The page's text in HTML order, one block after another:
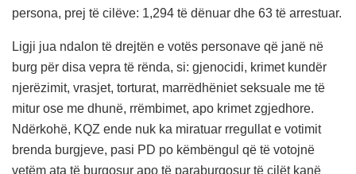
persona, prej të cilëve: 1,294 të dënuar dhe 63 të arrestuar.
Ligji jua ndalon të drejtën e votës personave që janë në
burg për disa vepra të rënda, si: gjenocidi, krimet kundër
njerëzimit, vrasjet, torturat, marrëdhëniet seksuale me të
mitur ose me dhunë, rrëmbimet, apo krimet zgjedhore.
Ndërkohë, KQZ ende nuk ka miratuar rregullat e votimit
brenda burgjeve, pasi PD po këmbëngul që të votojnë
vetëm ata të burgosur apo të paraburgosur të cilët kanë